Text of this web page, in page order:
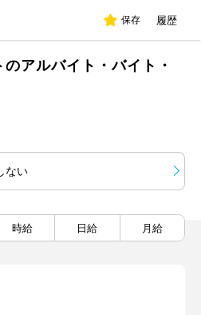
保存 履歴
アルバイト・バイト・
ない
時給 日給 月給